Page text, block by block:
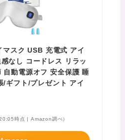
スク USB 充電式 アイ
なし コードレス リラッ
自動電源オフ 安全保護 睡
/ギフト/プレゼント アイ
時点 | Amazon調べ）